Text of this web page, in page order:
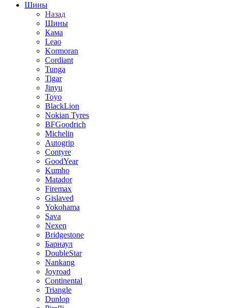
Шины
Назад
Шины
Кама
Leao
Kormoran
Cordiant
Tunga
Tigar
Jinyu
Toyo
BlackLion
Nokian Tyres
BFGoodrich
Michelin
Autogrip
Contyre
GoodYear
Kumho
Matador
Firemax
Gislaved
Yokohama
Sava
Nexen
Bridgestone
Барнаул
DoubleStar
Nankang
Joyroad
Continental
Triangle
Dunlop